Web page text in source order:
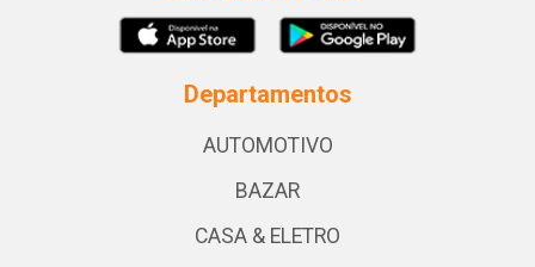
Departamentos
AUTOMOTIVO
BAZAR
CASA & ELETRO